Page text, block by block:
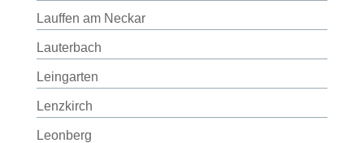
Lauffen am Neckar
Lauterbach
Leingarten
Lenzkirch
Leonberg